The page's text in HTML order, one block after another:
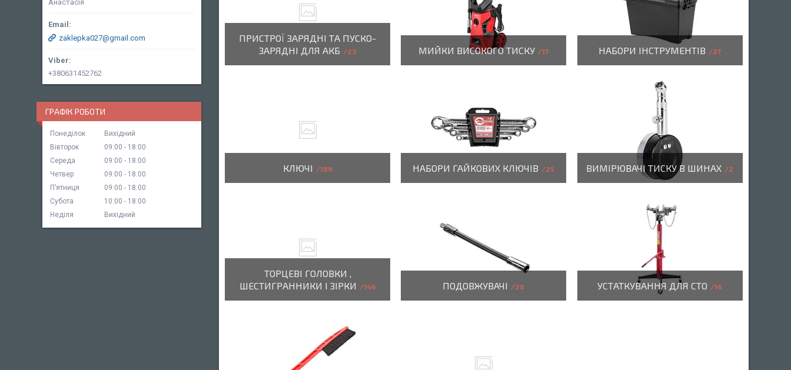
ПРИСТРОЇ ЗАРЯДНІ ТА ПУСКО-
ЗАРЯДНІ ДЛЯ АКБ
23 МИЙКИ ВИСОКОГО ТИСКУ 17 НАБОРИ ІНСТРУМЕНТІВ 27
КЛЮЧІ 189 НАБОРИ ГАЙКОВИХ КЛЮЧІВ 25 ВИМІРЮВАЧІ ТИСКУ В ШИНАХ 2
ТОРЦЕВІ ГОЛОВКИ ,
ШЕСТИГРАННИКИ І ЗІРКИ
146 ПОДОВЖУВАЧІ 20 УСТАТКУВАННЯ ДЛЯ СТО 16
Анастасія
zaklepka027@gmail.com
+380631452762
ГРАФІК РОБОТИ
Понеділок
Вихідний
Вівторок
09:00
18:00
Середа
09:00
18:00
Четвер
09:00
18:00
Пʼятниця
09:00
18:00
Субота
10:00
18:00
Неділя
Вихідний